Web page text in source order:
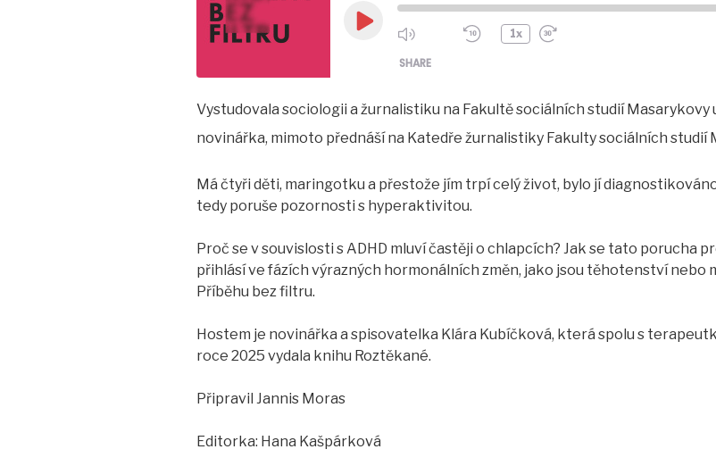
Play
1x
SHARE
SHARE
EMBED
Vystudovala sociologii a žurnalistiku na Fakultě sociálních studií Masarykovy
novinářka, mimoto přednáší na Katedře žurnalistiky Fakulty sociálních studií
Má čtyři děti, maringotku a přestože jím trpí celý život, bylo jí
tedy poruše pozornosti s hyperaktivitou.
Proč se v souvislosti s ADHD mluví častěji o chlapcích? Jak se tato porucha
přihlásí ve fázích výrazných hormonálních změn, jako jsou těhotenství nebo
Příběhu bez filtru.
Hostem je novinářka a spisovatelka Klára Kubíčková, která spolu s
roce 2025 vydala knihu Roztěkané.
Připravil Jannis Moras
Editorka: Hana Kašpárková